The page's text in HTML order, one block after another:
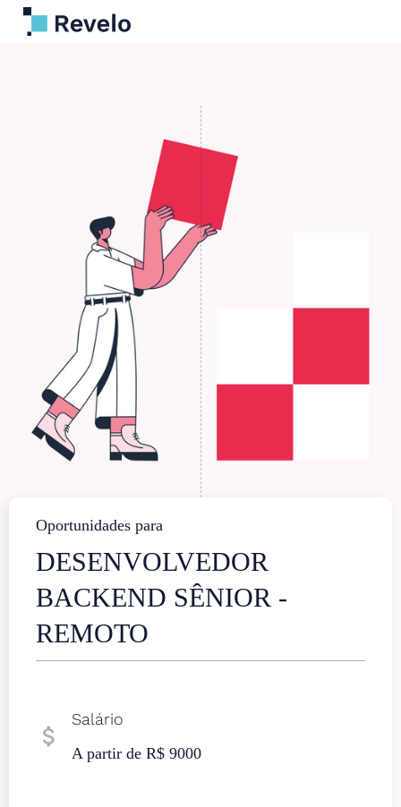
Oportunidades para
DESENVOLVEDOR
BACKEND SÊNIOR -
REMOTO
attach_money
Salário
A partir de R$ 9000